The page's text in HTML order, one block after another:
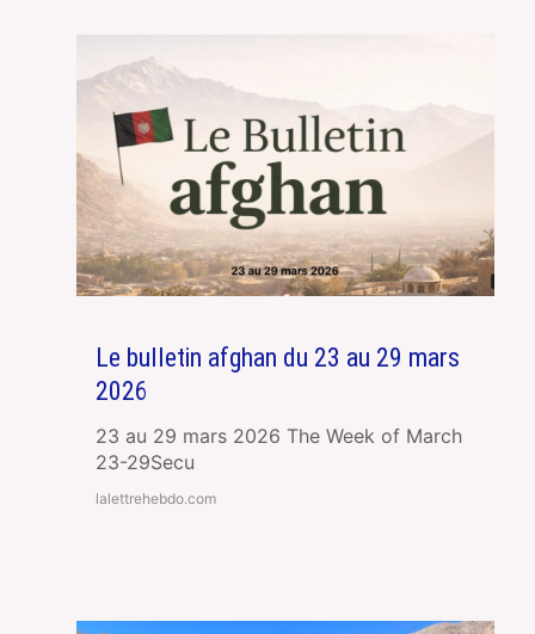
Le bulletin afghan du 23 au 29 mars
2026
23 au 29 mars 2026 The Week of March
23-29Secu
lalettrehebdo.com